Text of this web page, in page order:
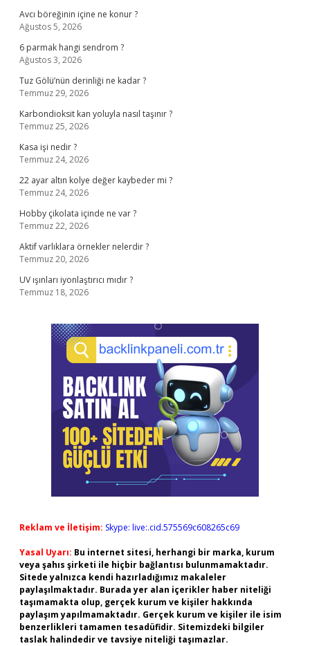
Avcı böreğinin içine ne konur ?
Ağustos 5, 2026
6 parmak hangi sendrom ?
Ağustos 3, 2026
Tuz Gölü’nün derinliği ne kadar ?
Temmuz 29, 2026
Karbondioksit kan yoluyla nasıl taşınır ?
Temmuz 25, 2026
Kasa işi nedir ?
Temmuz 24, 2026
22 ayar altın kolye değer kaybeder mi ?
Temmuz 24, 2026
Hobby çikolata içinde ne var ?
Temmuz 22, 2026
Aktif varlıklara örnekler nelerdir ?
Temmuz 20, 2026
UV ışınları iyonlaştırıcı mıdır ?
Temmuz 18, 2026
Reklam ve İletişim: Skype: live:.cid.575569c608265c69
Yasal Uyarı: Bu internet sitesi, herhangi bir marka, kurum
veya şahıs şirketi ile hiçbir bağlantısı bulunmamaktadır.
Sitede yalnızca kendi hazırladığımız makaleler
paylaşılmaktadır. Burada yer alan içerikler haber niteliği
taşımamakta olup, gerçek kurum ve kişiler hakkında
paylaşım yapılmamaktadır. Gerçek kurum ve kişiler ile isim
benzerlikleri tamamen tesadüfidir. Sitemizdeki bilgiler
taslak halindedir ve tavsiye niteliği taşımazlar.